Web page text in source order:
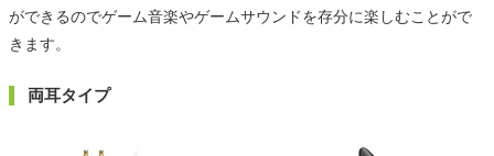
ができるのでゲーム音楽やゲームサウンドを存分に楽しむことがで
きます。
両耳タイプ